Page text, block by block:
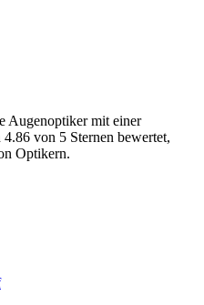
Augenoptiker mit einer
4.86 von 5 Sternen bewertet,
Optikern.